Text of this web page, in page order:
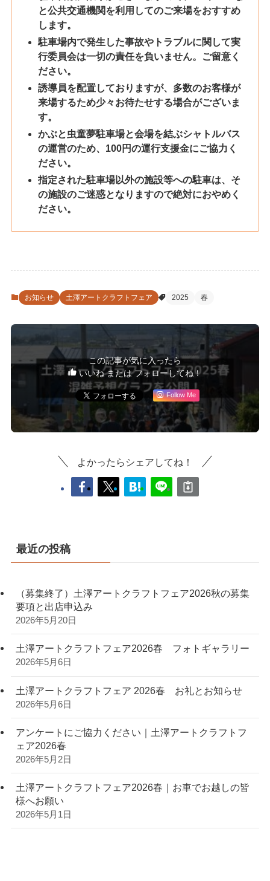
と公共交通機関を利用してのご来場をおすすめ
します。
駐車場内で発生した事故やトラブルに関して実
行委員会は一切の責任を負いません。ご留意く
ださい。
誘導員を配置しておりますが、多数のお客様が
来場するため少々お待たせする場合がございま
す。
かぶと虫童夢駐車場と会場を結ぶシャトルバス
の運営のため、100円の運行支援金にご協力く
ださい。
指定された駐車場以外の施設等への駐車は、そ
の施設のご迷惑となりますので絶対におやめく
ださい。
お知らせ 土澤アートクラフトフェア 2025 春
この記事が気に入ったら
いいね または フォローしてね！
Follow Me
よかったらシェアしてね！
最近の投稿
（募集終了）土澤アートクラフトフェア2026秋の募集
要項と出店申込み
2026年5月20日
土澤アートクラフトフェア2026春 フォトギャラリー
2026年5月6日
土澤アートクラフトフェア 2026春 お礼とお知らせ
2026年5月6日
アンケートにご協力ください｜土澤アートクラフトフ
ェア2026春
2026年5月2日
土澤アートクラフトフェア2026春｜お車でお越しの皆
様へお願い
2026年5月1日